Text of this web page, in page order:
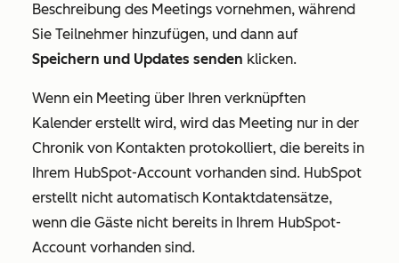
Beschreibung des Meetings vornehmen, während
Sie Teilnehmer hinzufügen, und dann auf
Speichern und Updates senden klicken.
Wenn ein Meeting über Ihren verknüpften
Kalender erstellt wird, wird das Meeting nur in der
Chronik von Kontakten protokolliert, die bereits in
Ihrem HubSpot-Account vorhanden sind. HubSpot
erstellt nicht automatisch Kontaktdatensätze,
wenn die Gäste nicht bereits in Ihrem HubSpot-
Account vorhanden sind.